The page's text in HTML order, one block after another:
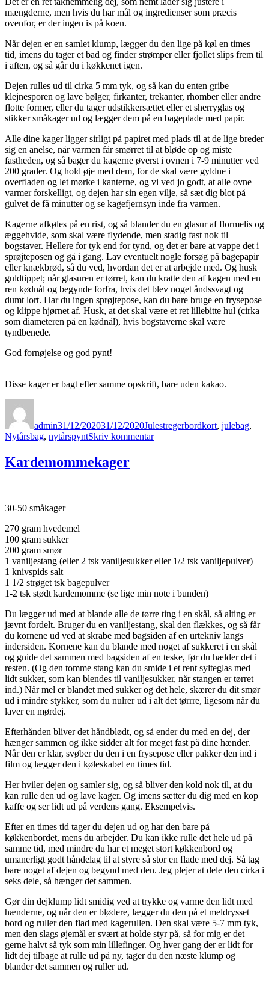
mængderne, men hvis du har mål og ingredienser som præcis
ovenfor, er der ingen is på koen.
Når dejen er en samlet klump, lægger du den lige på køl en times
tid, imens du tager et bad og finder strømper eller fjollet slips frem til
i aften, og så går du i køkkenet igen.
Dejen rulles ud til cirka 5 mm tyk, og så kan du enten gribe
klejnesporen og lave bølger, firkanter, trekanter, rhomber eller andre
flotte former, eller du tager udstikkersættet eller et sherryglas og
stikker småkager ud og lægger dem på en bageplade med papir.
Alle dine kager ligger sirligt på papiret med plads til at de lige breder
sig en anelse, når varmen får smørret til at bløde op og miste
fastheden, og så bager du kagerne øverst i ovnen i 7-9 minutter ved
200 grader. Og hold øje med dem, for de skal være gyldne i
overfladen og let mørke i kanterne, og vi ved jo godt, at alle ovne
varmer forskelligt, og dejen har sin egen vilje, så sæt dig blot på
gulvet de få minutter og se kagefjernsyn inde fra varmen.
Kagerne afkøles på en rist, og så blander du en glasur af flormelis og
æggehvide, som skal være flydende, men stadig fast nok til
bogstaver. Hellere for tyk end for tynd, og det er bare at vappe det i
sprøjteposen og gå i gang. Lav eventuelt nogle forsøg på bagepapir
eller knækbrød, så du ved, hvordan det er at arbejde med. Og husk
guldtippet; når glasuren er tørret, kan du kratte den af kagen med en
ren kødnål og begynde forfra, hvis det blev noget åndssvagt og
dumt lort. Har du ingen sprøjtepose, kan du bare bruge en frysepose
og klippe hjørnet af. Husk, at det skal være et ret lillebitte hul (cirka
som diameteren på en kødnål), hvis bogstaverne skal være
tyndbenede.
God fornøjelse og god pynt!
Disse kager er bagt efter samme opskrift, bare uden kakao.
admin31/12/202031/12/2020Julestregerbordkort, julebag,
Nytårsbag, nytårspyntSkriv kommentartil
Kardemommekager
30-50 småkager
270 gram hvedemel
100 gram sukker
200 gram smør
1 vaniljestang (eller 2 tsk vaniljesukker eller 1/2 tsk vaniljepulver)
1 knivspids salt
1 1/2 strøget tsk bagepulver
1-2 tsk stødt kardemomme (se lige min note i bunden)
Du lægger ud med at blande alle de tørre ting i en skål, så alting er
jævnt fordelt. Bruger du en vaniljestang, skal den flækkes, og så får
du kornene ud ved at skrabe med bagsiden af en urtekniv langs
indersiden. Kornene kan du blande med noget af sukkeret i en skål
og gnide det sammen med bagsiden af en teske, før du hælder det i
resten. (Og den tomme stang kan du smide i et rent sylteglas med
lidt sukker, som kan blendes til vaniljesukker, når stangen er tørret
ind.) Når mel er blandet med sukker og det hele, skærer du dit smør
ud i mindre stykker, som du nulrer ud i alt det tørrre, ligesom når du
laver en mørdej.
Efterhånden bliver det håndblødt, og så ender du med en dej, der
hænger sammen og ikke sidder alt for meget fast på dine hænder.
Når den er klar, svøber du den i en frysepose eller pakker den ind i
film og lægger den i køleskabet en times tid.
Her hviler dejen og samler sig, og så bliver den kold nok til, at du
kan rulle den ud og lave kager. Og imens sætter du dig med en kop
kaffe og ser lidt ud på verdens gang. Eksempelvis.
Efter en times tid tager du dejen ud og har den bare på
køkkenbordet, mens du arbejder. Du kan ikke rulle det hele ud på
samme tid, med mindre du har et meget stort køkkenbord og
umanerligt godt håndelag til at styre så stor en flade med dej. Så tag
bare noget af dejen og begynd med den. Jeg plejer at dele den cirka i
seks dele, så hænger det sammen.
Gør din dejklump lidt smidig ved at trykke og varme den lidt med
hænderne, og når den er blødere, lægger du den på et meldrysset
bord og ruller den flad med kagerullen. Den skal være 5-7 mm tyk,
men den slags øjemål er svært at holde styr på, så for mig er det
gerne halvt så tyk som min lillefinger. Og hver gang der er lidt for
lidt dej tilbage at rulle ud på ny, tager du den næste klump og
blander det sammen og ruller ud.